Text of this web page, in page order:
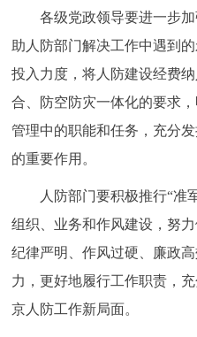
各级党政领导要进一步加
助人防部门解决工作中遇到
投入力度，将人防建设经费
合、防空防灾一体化的要求
管理中的职能和任务，充分
的重要作用。
人防部门要积极推行“准军
组织、业务和作风建设，努
纪律严明、作风过硬、廉政
力，更好地履行工作职责，
京人防工作新局面。